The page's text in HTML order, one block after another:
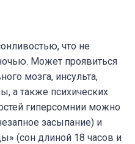
что не
Может проявиться
мозга, инсульта,
а также психических
гиперсомнии можно
засыпание) и
(сон длиной 18 часов и